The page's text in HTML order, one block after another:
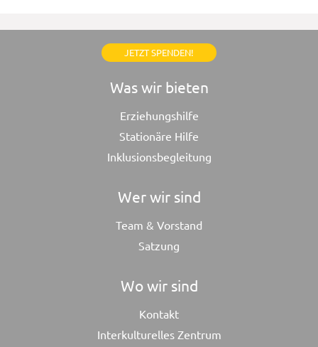
JETZT SPENDEN!
Was wir bieten
Erziehungshilfe
Stationäre Hilfe
Inklusionsbegleitung
Wer wir sind
Team & Vorstand
Satzung
Wo wir sind
Kontakt
Interkulturelles Zentrum